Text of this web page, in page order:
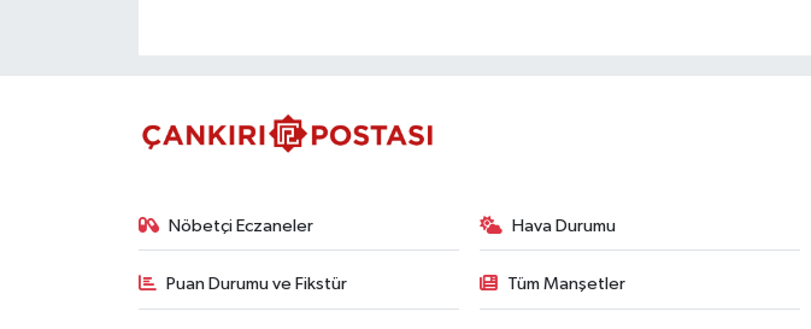
Nöbetçi Eczaneler Hava Durumu
Puan Durumu ve Fikstür Tüm Manşetler